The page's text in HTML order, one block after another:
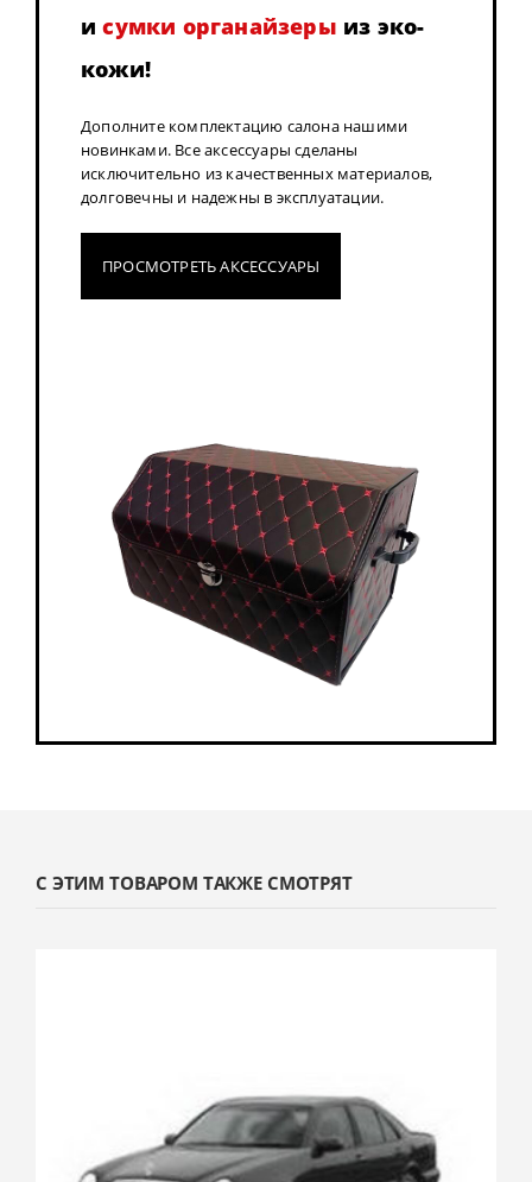
исумки органайзеры из эко-
кожи!
Дополните комплектацию салона нашими
новинками. Все аксессуары сделаны
исключительно из качественных материалов,
долговечны и надежны в эксплуатации.
ПРОСМОТРЕТЬ АКСЕССУАРЫ
С ЭТИМ ТОВАРОМ ТАКЖЕ СМОТРЯТ